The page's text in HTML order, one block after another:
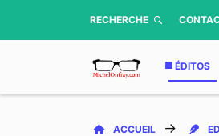
RECHERCHE
ÉDITOS
ACCUEIL